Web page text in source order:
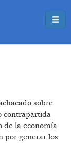
sobre
contrapartida
de la economía
por generar los